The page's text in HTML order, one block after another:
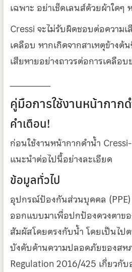
เฉพาะ อย่าเช็ดเลนส์ด้วยผ้าใดๆ
Cressi จะไม่รับผิดชอบต่อความ
เคลือบ หากเกิดจากสาเหตุข้างต้
เสียหายอย่างถาวรต่อการเคลือ
__________
คู่มือการใช้งานหน้ากาก
คำเตือน!
ก่อนใช้งานหน้ากากดำน้ำ
แนะนำต่อไปนี้อย่างละเอียด
ข้อมูลทั่วไป
อุปกรณ์ป้องกันส่วนบุคคล
ออกแบบมาเพื่อปกป้องดวงตาข
สัมผัสโดยตรงกับน้ำ โดยเป็นไป
บังคับด้านความปลอดภัยของสห
Regulation 2016/425 เกี่ยว